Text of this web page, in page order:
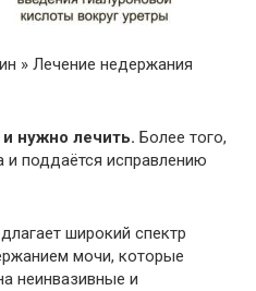
» Лечение недержания
нужно лечить. Более того,
и поддаётся исправлению
широкий спектр
мочи, которые
неинвазивные и